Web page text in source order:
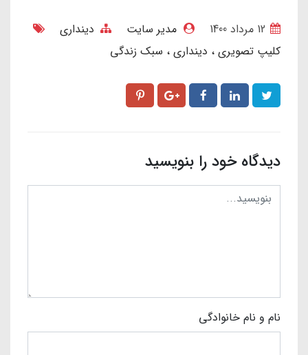
مدیر سایت
دینداری
کلیپ تصویری
دینداری سبک زندگی
دیدگاه خود را بنویسید
نام و نام خانوادگی